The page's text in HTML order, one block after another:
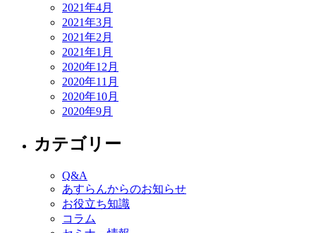
2021年4月
2021年3月
2021年2月
2021年1月
2020年12月
2020年11月
2020年10月
2020年9月
カテゴリー
Q&A
あすらんからのお知らせ
お役立ち知識
コラム